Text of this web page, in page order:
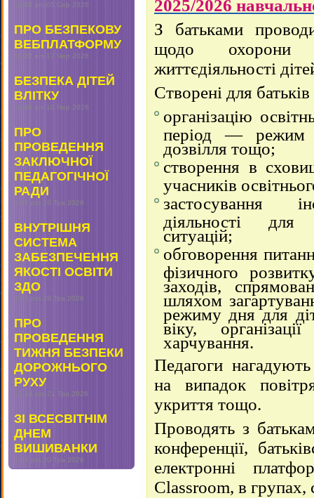
11:43 am 05 Сер 2026
ПРО БЕЗПЕКОВУ
ВЕБПЛАТФОРМУ
11:32 am 17 Чер 2026
БЕЗПЕКА ДІТЕЙ
ВЛІТКУ
11:44 am 10 Чер 2026
ПРО
ПРОВЕДЕННЯ
ЗАКЛЮЧНОЇ
ПЕДАГОГІЧНОЇ
РАДИ
5:47 pm 29 Тра 2026
ВНУТРІШНЯ
СИСТЕМА
ЗАБЕЗПЕЧЕННЯ
ЯКОСТІ ОСВІТИ
ЗДО
4:53 pm 29 Тра 2026
ПРО
ПРОВЕДЕННЯ
ТИЖНЯ БЕЗПЕКИ
ДОРОЖНЬОГО
РУХУ
12:14 pm 21 Тра 2026
ЗІ ВСЕСВІТНІМ
ДНЕМ
ВИШИВАНКИ
1:22 pm 20 Тра 2026
2025/2026
З батьками
щодо охорони
життєдіяльності
Створені для
організацію
період — режим
дозвілля тощо;
створення в
учасників
застосування
діяльності для
ситуацій;
обговорення
фізичного
заходів,
шляхом
режиму дня для
віку,
харчування.
Педагоги
на випадок
укриття тощо.
Проводять з
конференції,
електронні
Classroom, в